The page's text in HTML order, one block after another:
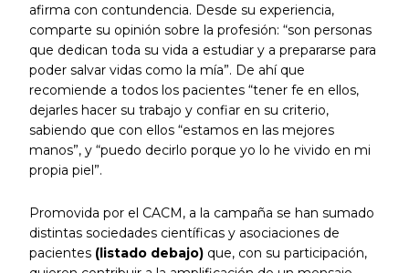
afirma con contundencia. Desde su experiencia,
comparte su opinión sobre la profesión: “son personas
que dedican toda su vida a estudiar y a prepararse para
poder salvar vidas como la mía”. De ahí que
recomiende a todos los pacientes “tener fe en ellos,
dejarles hacer su trabajo y confiar en su criterio,
sabiendo que con ellos “estamos en las mejores
manos”, y “puedo decirlo porque yo lo he vivido en mi
propia piel”.
Promovida por el CACM, a la campaña se han sumado
distintas sociedades científicas y asociaciones de
pacientes (listado debajo)que, con su participación,